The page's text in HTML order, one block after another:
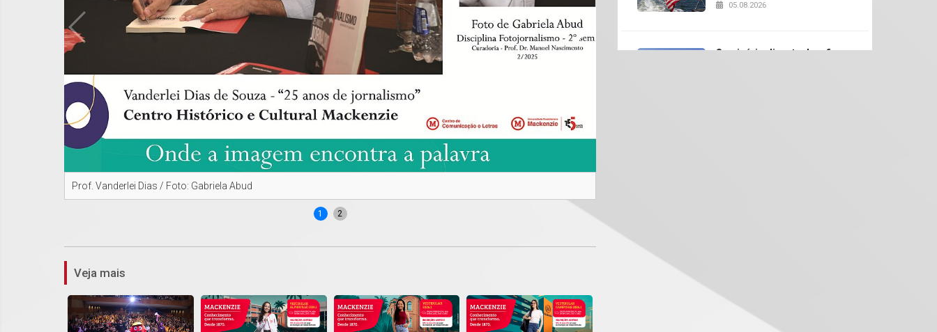
Prof. Vanderlei Dias / Foto: Gabriela Abud
1 2
Veja mais
05.08.2026
Seminário discute desafios